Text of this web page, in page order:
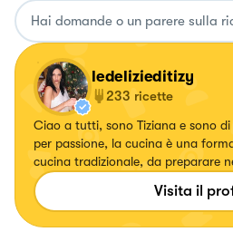
ledelizieditizy
233 ricette
Ciao a tutti, sono Tiziana e sono
per passione, la cucina è una
cucina tradizionale, da preparare
Visita il